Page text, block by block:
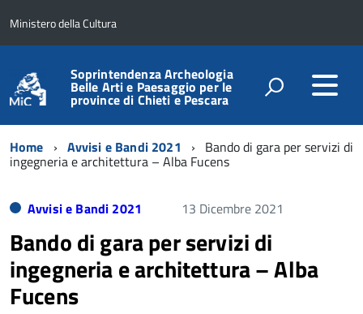
Ministero della Cultura
Soprintendenza Archeologia
Belle Arti e Paesaggio per le
province di Chieti e Pescara
Home Avvisi e Bandi 2021 Bando di gara per servizi di
ingegneria e architettura – Alba Fucens
Avvisi e Bandi 2021 13 Dicembre 2021
Bando di gara per servizi di
ingegneria e architettura – Alba
Fucens